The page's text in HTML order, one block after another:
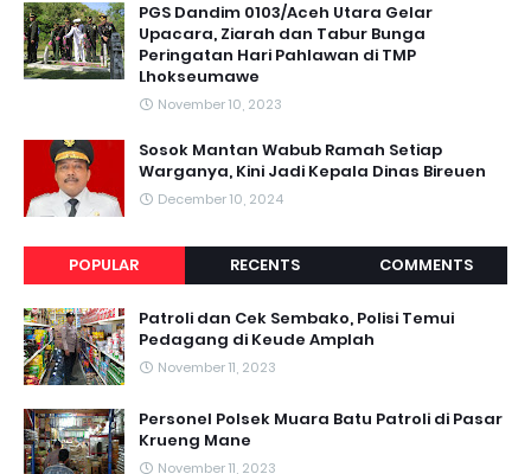
PGS Dandim 0103/Aceh Utara Gelar
Upacara, Ziarah dan Tabur Bunga
Peringatan Hari Pahlawan di TMP
Lhokseumawe
November 10, 2023
Sosok Mantan Wabub Ramah Setiap
Warganya, Kini Jadi Kepala Dinas Bireuen
December 10, 2024
POPULAR RECENTS COMMENTS
Patroli dan Cek Sembako, Polisi Temui
Pedagang di Keude Amplah
November 11, 2023
Personel Polsek Muara Batu Patroli di Pasar
Krueng Mane
November 11, 2023